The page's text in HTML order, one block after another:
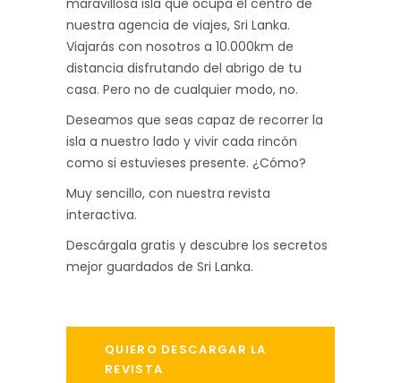
nuestra agencia de viajes, Sri Lanka.
Viajarás con nosotros a 10.000km de
distancia disfrutando del abrigo de tu
casa. Pero no de cualquier modo, no.
Deseamos que seas capaz de recorrer la
isla a nuestro lado y vivir cada rincón
como si estuvieses presente. ¿Cómo?
Muy sencillo, con nuestra revista
interactiva.
Descárgala gratis y descubre los secretos
mejor guardados de Sri Lanka.
QUIERO DESCARGAR LA
REVISTA